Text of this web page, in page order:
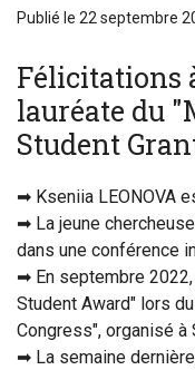
Publié le 22 septembre
Félicitations
lauréate du
Student
➡ Kseniia LEONOVA
➡ La jeune
dans une conférence
➡ En septembre
Student Award" lors
Congress", organisé à
➡ La semaine